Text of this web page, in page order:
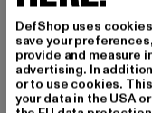
Melde dich hier
erhalte künftig
nds, Angebote
er E-Mail!
DefShop uses
save your
provide and measure
advertising. In
or to use cookies.
your data in the USA